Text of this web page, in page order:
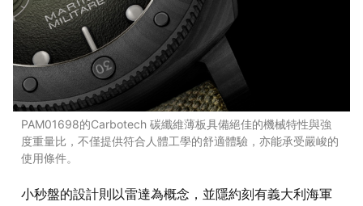
PAM01698的Carbotech 碳纖維薄板具備絕佳的機械特性與強
度重量比，不僅提供符合人體工學的舒適體驗，亦能承受嚴峻的
使用條件。
小秒盤的設計則以雷達為概念，並隱約刻有義大利海軍